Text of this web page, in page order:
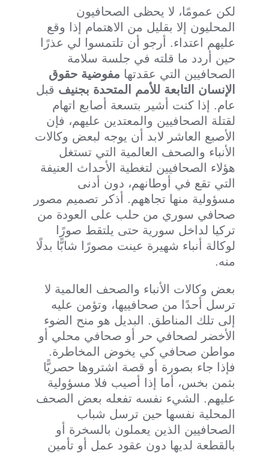
لكن عمومًا، لا يحظى الصحافيون
المحليون إلا بقليل من الاهتمام إذا وقع
عليهم اعتداء. أرجو أن تلتمسوا لي عذرًا
حين أردد ما قلته في جلسة سلامة
الصحافيين التي عقدتها مفوضية حقوق
الإنسان التابعة للأمم المتحدة بجنيف قبل
عام. إذا كنت أشير بتسعة أصابع اتهام
لقتلة الصحافيين والمعتدين عليهم، فإن
الأصبع العاشر لابد أن يوجه لبعض وكالات
الأنباء والصحف العالمية التي تستغل
هؤلاء الصحافيين لتغطية الأحداث العنيفة
التي تقع في أوطانهم، دون أدنى
مسؤولية منها تجاههم. أذكر تصميم مصور
صحافي سوري من حلب على العودة من
تركيا لداخل سورية حتى يلتقط صورًا
لوكالة أنباء شهيرة عينت مصورًا شابًّا بدلًا
منه.
بعض وكالات الأنباء والصحف العالمية لا
ترسل أحدًا من صحافييها، وتؤمن عليه
إلى تلك المناطق. البديل هو منح الضوء
الأخضر لصحافي حر أو صحافي محلي أو
مواطن صحافي كي يخوض المخاطرة.
فإذا جاء بصورة أو قصة اشتروها حصريًّا
بثمن بخس، أما إذا أصيب فلا مسؤولية
عليهم. الشيء نفسه تفعله بعض الصحف
المحلية نفسها حين ترسل شباب
الصحافيين الذين يعملون بالسخرة أو
بالقطعة لديها دون عقود عمل أو تأمين